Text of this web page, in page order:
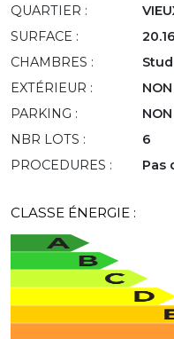
QUARTIER :
SURFACE :
CHAMBRES :
EXTÉRIEUR :
NON
PARKING :
NON
NBR LOTS :
6
PROCEDURES :
Pas
CLASSE ÉNERGIE :